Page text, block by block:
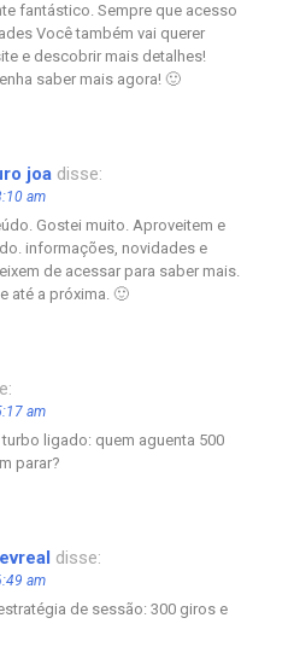
fantástico. Sempre que acesso
Você também vai querer
e descobrir mais detalhes!
saber mais agora! 🙂
joa disse:
am
Gostei muito. Aproveitem e
informações, novidades e
de acessar para saber mais.
até a próxima. 🙂
am
ligado: quem aguenta 500
parar?
disse:
am
de sessão: 300 giros e